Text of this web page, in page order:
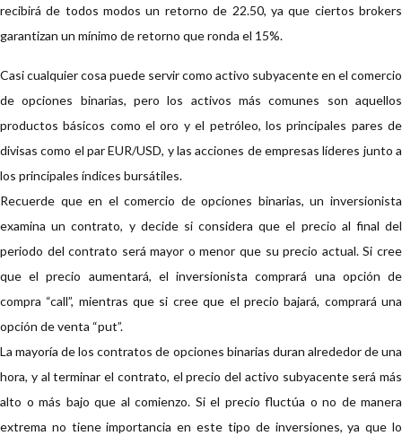
recibirá de todos modos un retorno de 22.50, ya que ciertos brokers
garantizan un mínimo de retorno que ronda el 15%.
Casi cualquier cosa puede servir como activo subyacente en el comercio
de opciones binarias, pero los activos más comunes son aquellos
productos básicos como el oro y el petróleo, los principales pares de
divisas como el par EUR/USD, y las acciones de empresas líderes junto a
los principales índices bursátiles.
Recuerde que en el comercio de opciones binarias, un inversionista
examina un contrato, y decide si considera que el precio al final del
periodo del contrato será mayor o menor que su precio actual. Si cree
que el precio aumentará, el inversionista comprará una opción de
compra “call”, mientras que si cree que el precio bajará, comprará una
opción de venta “put”.
La mayoría de los contratos de opciones binarias duran alrededor de una
hora, y al terminar el contrato, el precio del activo subyacente será más
alto o más bajo que al comienzo. Si el precio fluctúa o no de manera
extrema no tiene importancia en este tipo de inversiones, ya que lo